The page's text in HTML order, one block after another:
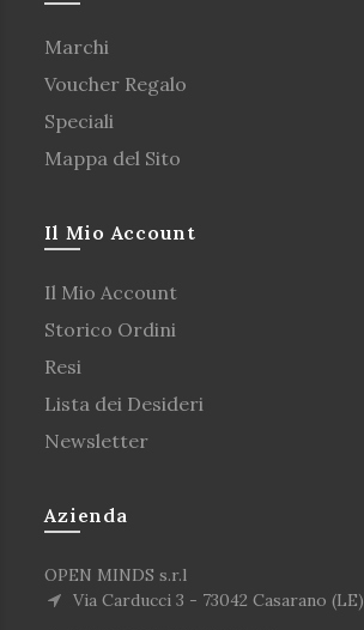
Marchi
Voucher Regalo
Speciali
Mappa del Sito
Il Mio Account
Il Mio Account
Storico Ordini
Resi
Lista dei Desideri
Newsletter
Azienda
OPEN MINDS s.r.l
Via Carducci 3 - 73042 Casarano (LE)